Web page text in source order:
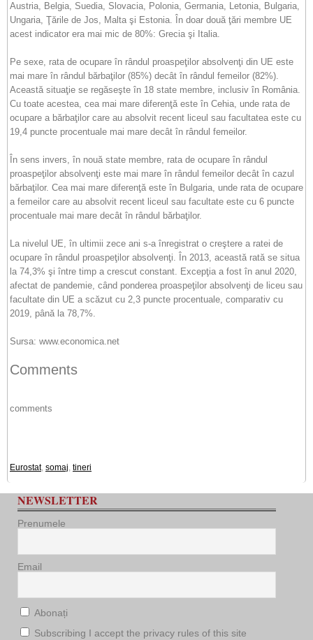
Austria, Belgia, Suedia, Slovacia, Polonia, Germania, Letonia, Bulgaria,
Ungaria, Ţările de Jos, Malta şi Estonia. În doar două ţări membre UE
acest indicator era mai mic de 80%: Grecia şi Italia.
Pe sexe, rata de ocupare în rândul proaspeţilor absolvenţi din UE este
mai mare în rândul bărbaţilor (85%) decât în rândul femeilor (82%).
Această situaţie se regăseşte în 18 state membre, inclusiv în România.
Cu toate acestea, cea mai mare diferenţă este în Cehia, unde rata de
ocupare a bărbaţilor care au absolvit recent liceul sau facultatea este cu
19,4 puncte procentuale mai mare decât în rândul femeilor.
În sens invers, în nouă state membre, rata de ocupare în rândul
proaspeţilor absolvenţi este mai mare în rândul femeilor decât în cazul
bărbaţilor. Cea mai mare diferenţă este în Bulgaria, unde rata de ocupare
a femeilor care au absolvit recent liceul sau facultate este cu 6 puncte
procentuale mai mare decât în rândul bărbaţilor.
La nivelul UE, în ultimii zece ani s-a înregistrat o creştere a ratei de
ocupare în rândul proaspeţilor absolvenţi. În 2013, această rată se situa
la 74,3% şi între timp a crescut constant. Excepţia a fost în anul 2020,
afectat de pandemie, când ponderea proaspeţilor absolvenţi de liceu sau
facultate din UE a scăzut cu 2,3 puncte procentuale, comparativ cu
2019, până la 78,7%.
Sursa: www.economica.net
Comments
comments
Eurostat, somaj, tineri
NEWSLETTER
Prenumele
Email
Abonați
Subscribing I accept the privacy rules of this site